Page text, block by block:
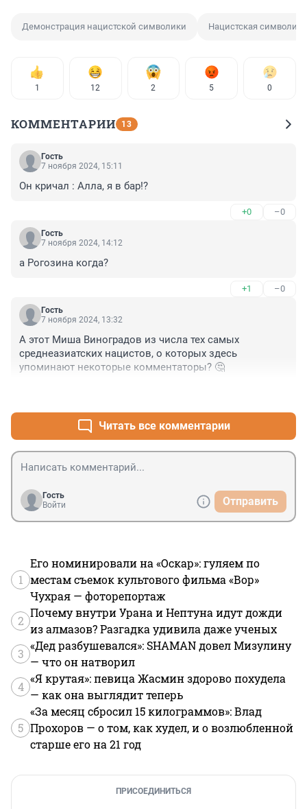
Демонстрация нацистской символики Нацистская символика
1 12 2 5 0
КОММЕНТАРИИ 13
Гость
7 ноября 2024, 15:11
Он кричал : Алла, я в бар!?
+0 –0
Гость
7 ноября 2024, 14:12
а Рогозина когда?
+1 –0
Гость
7 ноября 2024, 13:32
А этот Миша Виноградов из числа тех самых
среднеазиатских нацистов, о которых здесь
упоминают некоторые комментаторы? 🤔
Читать все комментарии
Гость
Войти
Отправить
1
Его номинировали на «Оскар»: гуляем по
местам съемок культового фильма «Вор»
Чухрая — фоторепортаж
2
Почему внутри Урана и Нептуна идут дожди
из алмазов? Разгадка удивила даже ученых
3
«Дед разбушевался»: SHAMAN довел Мизулину
— что он натворил
4
«Я крутая»: певица Жасмин здорово похудела
— как она выглядит теперь
5
«За месяц сбросил 15 килограммов»: Влад
Прохоров — о том, как худел, и о возлюбленной
старше его на 21 год
ПРИСОЕДИНИТЬСЯ